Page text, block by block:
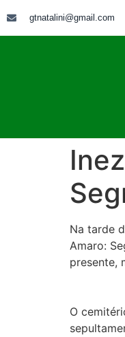
gtnatalini@gmail.com
Na tarde
Amaro:
presente,
O